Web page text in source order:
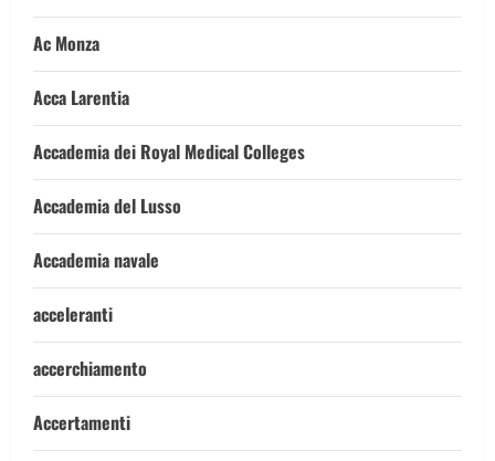
Ac Monza
Acca Larentia
Accademia dei Royal Medical Colleges
Accademia del Lusso
Accademia navale
acceleranti
accerchiamento
Accertamenti